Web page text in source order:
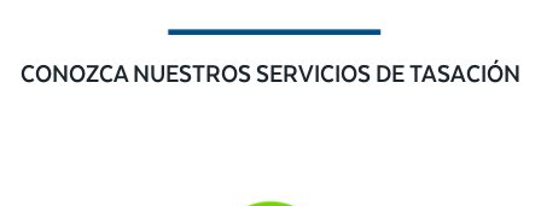
CONOZCA NUESTROS SERVICIOS DE TASACIÓN